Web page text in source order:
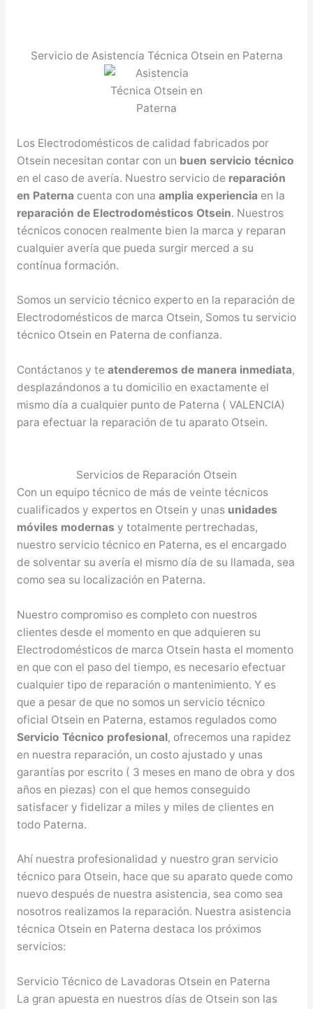
Servicio de Asistencia Técnica Otsein en Paterna
Los Electrodomésticos de calidad fabricados por
Otsein necesitan contar con un buen servicio técnico
en el caso de avería. Nuestro servicio de reparación
en Paterna cuenta con una amplia experiencia en la
reparación de Electrodomésticos Otsein. Nuestros
técnicos conocen realmente bien la marca y reparan
cualquier avería que pueda surgir merced a su
contínua formación.
Somos un servicio técnico experto en la reparación de
Electrodomésticos de marca Otsein, Somos tu servicio
técnico Otsein en Paterna de confianza.
Contáctanos y te atenderemos de manera inmediata,
desplazándonos a tu domicilio en exactamente el
mismo día a cualquier punto de Paterna ( VALENCIA)
para efectuar la reparación de tu aparato Otsein.
Servicios de Reparación Otsein
Con un equipo técnico de más de veinte técnicos
cualificados y expertos en Otsein y unas unidades
móviles modernas y totalmente pertrechadas,
nuestro servicio técnico en Paterna, es el encargado
de solventar su avería el mismo día de su llamada, sea
como sea su localización en Paterna.
Nuestro compromiso es completo con nuestros
clientes desde el momento en que adquieren su
Electrodomésticos de marca Otsein hasta el momento
en que con el paso del tiempo, es necesario efectuar
cualquier tipo de reparación o mantenimiento. Y es
que a pesar de que no somos un servicio técnico
oficial Otsein en Paterna, estamos regulados como
Servicio Técnico profesional, ofrecemos una rapidez
en nuestra reparación, un costo ajustado y unas
garantías por escrito ( 3 meses en mano de obra y dos
años en piezas) con el que hemos conseguido
satisfacer y fidelizar a miles y miles de clientes en
todo Paterna.
Ahí nuestra profesionalidad y nuestro gran servicio
técnico para Otsein, hace que su aparato quede como
nuevo después de nuestra asistencia, sea como sea
nosotros realizamos la reparación. Nuestra asistencia
técnica Otsein en Paterna destaca los próximos
servicios:
Servicio Técnico de Lavadoras Otsein en Paterna
La gran apuesta en nuestros días de Otsein son las